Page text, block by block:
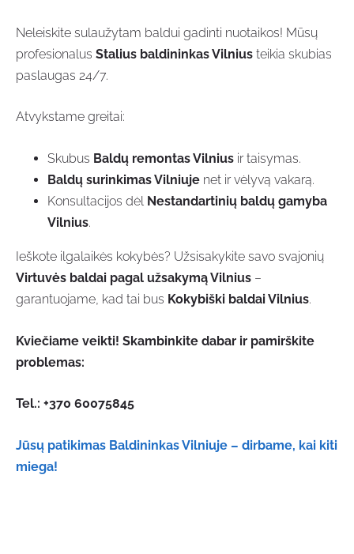
Neleiskite sulaužytam baldui gadinti nuotaikos! Mūsų
profesionalus Stalius baldininkas Vilnius teikia skubias
paslaugas 24/7.
Atvykstame greitai:
Skubus Baldų remontas Vilnius ir taisymas.
Baldų surinkimas Vilniuje net ir vėlyvą vakarą.
Konsultacijos dėl Nestandartinių baldų gamyba
Vilnius.
Ieškote ilgalaikės kokybės? Užsisakykite savo svajonių
Virtuvės baldai pagal užsakymą Vilnius –
garantuojame, kad tai bus Kokybiški baldai Vilnius.
Kviečiame veikti! Skambinkite dabar ir pamirškite
problemas:
Tel.: +370 60075845
Jūsų patikimas Baldininkas Vilniuje – dirbame, kai kiti
miega!